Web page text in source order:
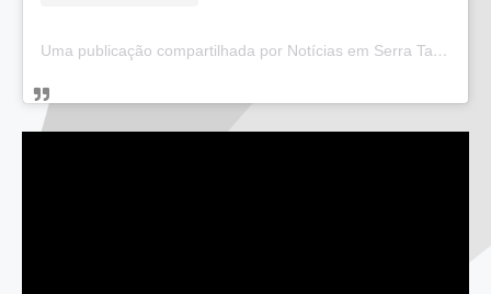
Uma publicação compartilhada por Notícias em Serra Talhada (@bloglucianarego)